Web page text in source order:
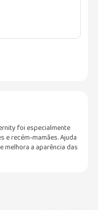
foi especialmente
e recém-mamães. Ajuda
melhora a aparência das